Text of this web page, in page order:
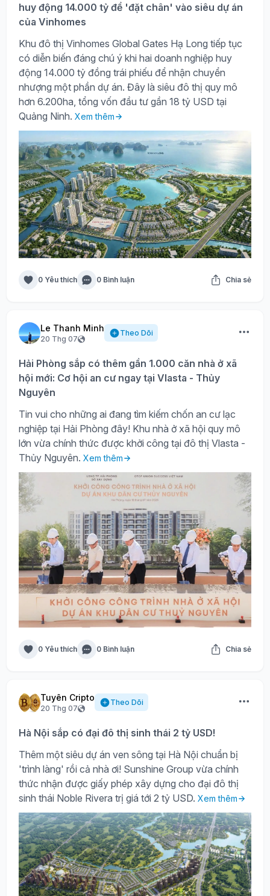
huy động 14.000 tỷ để 'đặt chân' vào siêu dự án
của Vinhomes
Khu đô thị Vinhomes Global Gates Hạ Long tiếp tục
có diễn biến đáng chú ý khi hai doanh nghiệp huy
động 14.000 tỷ đồng trái phiếu để nhận chuyển
nhượng một phần dự án. Đây là siêu đô thị quy mô
hơn 6.200ha, tổng vốn đầu tư gần 18 tỷ USD tại
Quảng Ninh. Xem thêm
0 Yêu thích 0 Bình luận Chia sẻ
Le Thanh Minh
20 Thg 07
Theo Dõi
Hải Phòng sắp có thêm gần 1.000 căn nhà ở xã
hội mới: Cơ hội an cư ngay tại Vlasta - Thủy
Nguyên
Tin vui cho những ai đang tìm kiếm chốn an cư lạc
nghiệp tại Hải Phòng đây! Khu nhà ở xã hội quy mô
lớn vừa chính thức được khởi công tại đô thị Vlasta -
Thủy Nguyên. Xem thêm
0 Yêu thích 0 Bình luận Chia sẻ
Tuyên Cripto
20 Thg 07
Theo Dõi
Hà Nội sắp có đại đô thị sinh thái 2 tỷ USD!
Thêm một siêu dự án ven sông tại Hà Nội chuẩn bị
'trình làng' rồi cả nhà ơi! Sunshine Group vừa chính
thức nhận được giấy phép xây dựng cho đại đô thị
sinh thái Noble Rivera trị giá tới 2 tỷ USD. Xem thêm